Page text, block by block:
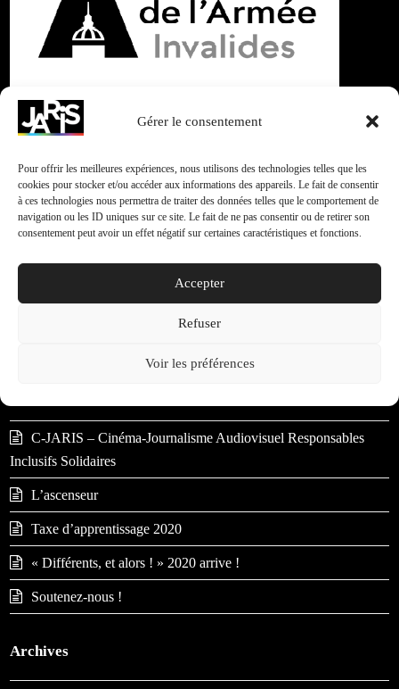
Gérer le consentement
Pour offrir les meilleures expériences, nous utilisons des technologies telles que les
cookies pour stocker et/ou accéder aux informations des appareils. Le fait de consentir
à ces technologies nous permettra de traiter des données telles que le comportement de
navigation ou les ID uniques sur ce site. Le fait de ne pas consentir ou de retirer son
consentement peut avoir un effet négatif sur certaines caractéristiques et fonctions.
Accepter
Refuser
Voir les préférences
« Différents, et alors ! » 2020 arrive !
C-JARIS – Cinéma-Journalisme Audiovisuel Responsables
Inclusifs Solidaires
L’ascenseur
Taxe d’apprentissage 2020
« Différents, et alors ! » 2020 arrive !
Soutenez-nous !
Archives